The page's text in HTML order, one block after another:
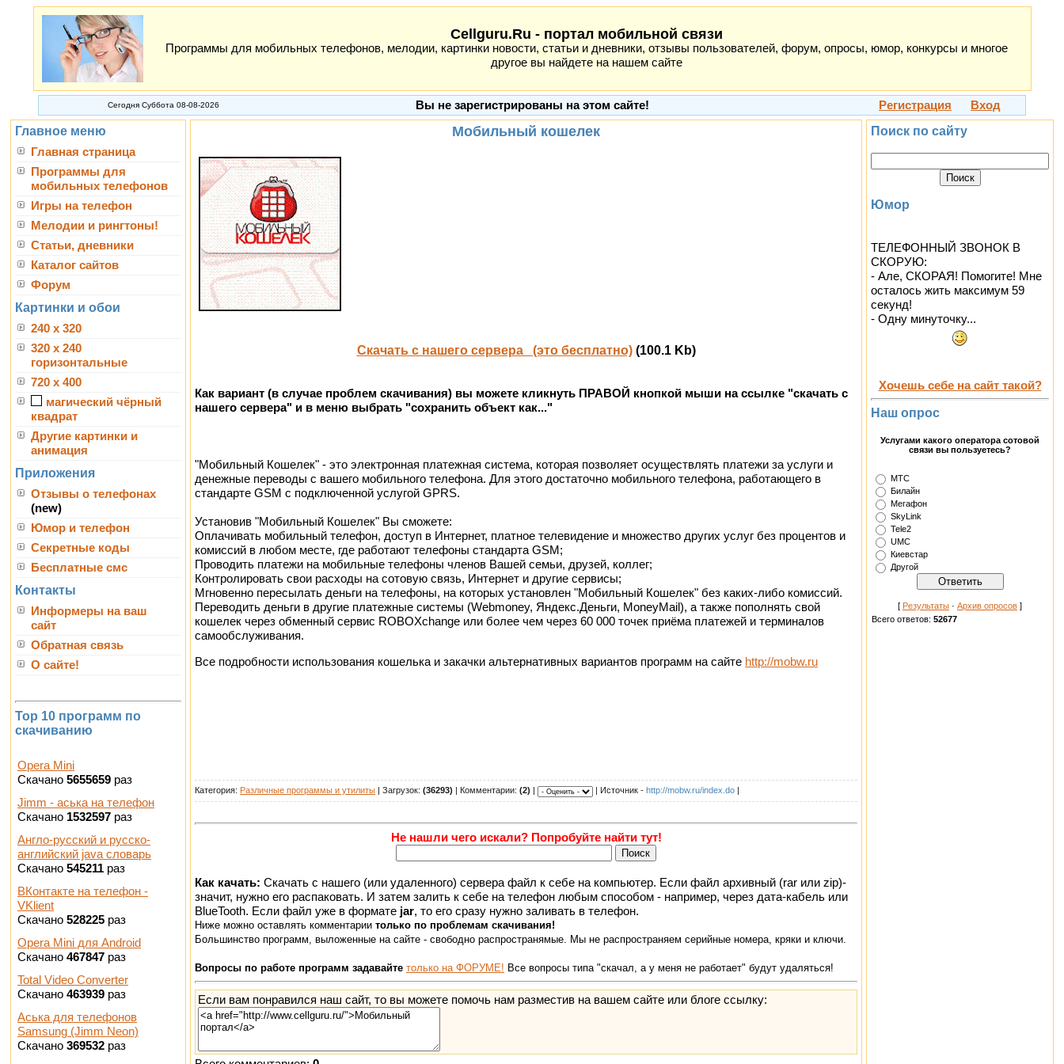
Cellguru.Ru - портал мобильной связи
Программы для мобильных телефонов, мелодии, картинки новости, статьи и дневники, отзывы пользователей, форум, опросы, юмор, конкурсы и многое
другое вы найдете на нашем сайте
Сегодня Суббота 08-08-2026 Вы не зарегистрированы на этом сайте! Регистрация Вход
Главное меню
Главная страница
Программы для
мобильных телефонов
Игры на телефон
Мелодии и рингтоны!
Статьи, дневники
Каталог сайтов
Форум
Картинки и обои
240 x 320
320 x 240
горизонтальные
720 x 400
магический чёрный
квадрат
Другие картинки и
анимация
Приложения
Отзывы о телефонах
(new)
Юмор и телефон
Секретные коды
Бесплатные смс
Контакты
Информеры на ваш
сайт
Обратная связь
О сайте!
Top 10 программ по
скачиванию
Opera Mini
Скачано 5655659 раз
Jimm - аська на телефон
Скачано 1532597 раз
Англо-русский и русско-
английский java словарь
Скачано 545211 раз
ВКонтакте на телефон -
VKlient
Скачано 528225 раз
Opera Mini для Android
Скачано 467847 раз
Total Video Converter
Скачано 463939 раз
Аська для телефонов
Samsung (Jimm Neon)
Скачано 369532 раз
Мобильный кошелек
Скачать с нашего сервера (это бесплатно) (100.1 Kb)
Как вариант (в случае проблем скачивания) вы можете кликнуть ПРАВОЙ кнопкой мыши на ссылке "скачать с
нашего сервера" и в меню выбрать "сохранить объект как..."
"Мобильный Кошелек" - это электронная платежная система, которая позволяет осуществлять платежи за услуги и
денежные переводы с вашего мобильного телефона. Для этого достаточно мобильного телефона, работающего в
стандарте GSM с подключенной услугой GPRS.
Установив "Мобильный Кошелек" Вы сможете:
Оплачивать мобильный телефон, доступ в Интернет, платное телевидение и множество других услуг без процентов и
комиссий в любом месте, где работают телефоны стандарта GSM;
Проводить платежи на мобильные телефоны членов Вашей семьи, друзей, коллег;
Контролировать свои расходы на сотовую связь, Интернет и другие сервисы;
Мгновенно пересылать деньги на телефоны, на которых установлен "Мобильный Кошелек" без каких-либо комиссий.
Переводить деньги в другие платежные системы (Webmoney, Яндекс.Деньги, MoneyMail), а также пополнять свой
кошелек через обменный сервис ROBOXchange или более чем через 60 000 точек приёма платежей и терминалов
самообслуживания.
Все подробности использования кошелька и закачки альтернативных вариантов программ на сайте http://mobw.ru
Категория: Различные программы и утилиты | Загрузок: (36293) | Комментарии: (2) | Источник - http://mobw.ru/index.do
Не нашли чего искали? Попробуйте найти тут!
Как качать: Скачать с нашего (или удаленного) сервера файл к себе на компьютер. Если файл архивный (rar или zip)-
значит, нужно его распаковать. И затем залить к себе на телефон любым способом - например, через дата-кабель или
BlueTooth. Если файл уже в формате jar, то его сразу нужно заливать в телефон.
Ниже можно оставлять комментарии только по проблемам скачивания!
Большинство программ, выложенные на сайте - свободно распространямые. Мы не распространяем серийные номера, кряки и ключи.
Вопросы по работе программ задавайте только на ФОРУМЕ! Все вопросы типа "скачал, а у меня не работает" будут удаляться!
Если вам понравился наш сайт, то вы можете помочь нам разместив на вашем сайте или блоге ссылку:
Поиск по сайту
Юмор
ТЕЛЕФОННЫЙ ЗВОНОК В
СКОРУЮ:
- Але, СКОРАЯ! Помогите! Мне
осталось жить максимум 59
секунд!
- Одну минуточку...
Хочешь себе на сайт такой?
Наш опрос
Услугами какого оператора сотовой
связи вы пользуетесь?
МТС
Билайн
Мегафон
SkyLink
Tele2
UMC
Киевстар
Другой
[ Результаты · Архив опросов ]
Всего ответов: 52677